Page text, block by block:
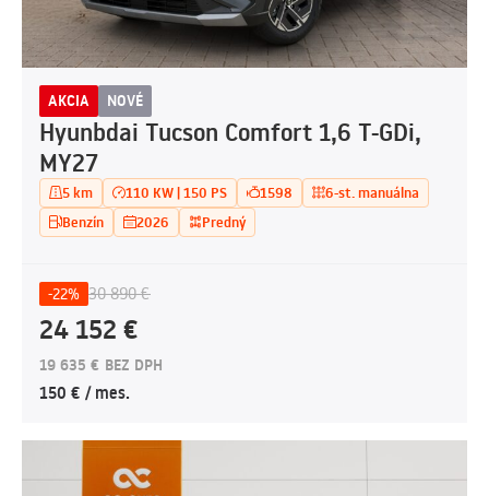
AKCIA NOVÉ
Hyunbdai Tucson Comfort 1,6 T-GDi,
MY27
5 km 110 KW | 150 PS 1598
6-st. manuálna
Benzín
2026 Predný
-22% 30 890 €
24 152 €
19 635 € BEZ DPH
150 € / mes.